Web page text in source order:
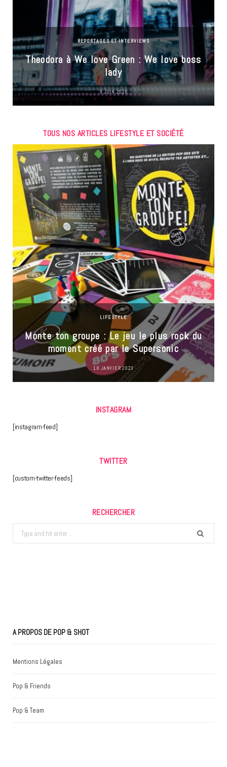
REPORTAGES ET INTERVIEWS
Theodora à We love Green : We love boss
lady
9 JUIN 2026
TOUS NOS ARTICLES LIFESTYLE ET SOCIÉTÉ
LIFESTYLE
Monte ton groupe : Le jeu le plus rock du
moment créé par le Supersonic
18 JANVIER 2023
INSTAGRAM
[instagram-feed]
TWITTER
[custom-twitter-feeds]
RECHERCHER
Search
for:
A PROPOS DE POP & SHOT
Mentions Légales
Pop & Friends
Pop & Team